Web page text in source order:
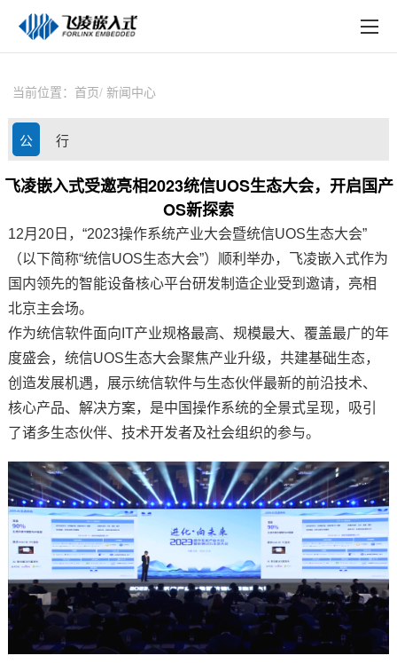
技术与支持
在线文档
方案定制
关于飞凌
天猫商城
淘宝商城
新闻中心
技术论坛
在线购买
当前位置： 首页 新闻中心
公
司
态
行
业
讯
飞凌嵌入式受邀亮相2023统信UOS生态大会，开启国产
OS新探索
12月20日，“2023操作系统产业大会暨统信UOS生态大会”
（以下简称“统信UOS生态大会”）顺利举办， 飞凌嵌入式作为
国内领先的智能设备核心平台研发制造企业受到邀请，亮相
北京主会场。
作为统信软件面向IT产业规格最高、规模最大、覆盖最广的年
度盛会，统信UOS生态大会聚焦产业升级，共建基础生态，
创造发展机遇，展示统信软件与生态伙伴最新的前沿技术、
核心产品、解决方案，是中国操作系统的全景式呈现，吸引
了诸多生态伙伴、技术开发者及社会组织的参与。